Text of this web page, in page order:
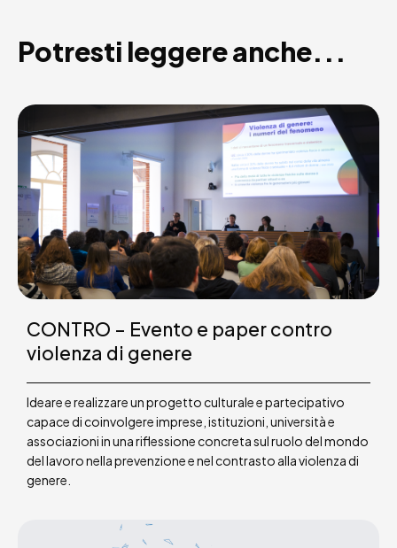
Potresti leggere anche...
CONTRO – Evento e paper contro
violenza di genere
Ideare e realizzare un progetto culturale e partecipativo
capace di coinvolgere imprese, istituzioni, università e
associazioni in una riflessione concreta sul ruolo del mondo
del lavoro nella prevenzione e nel contrasto alla violenza di
genere.